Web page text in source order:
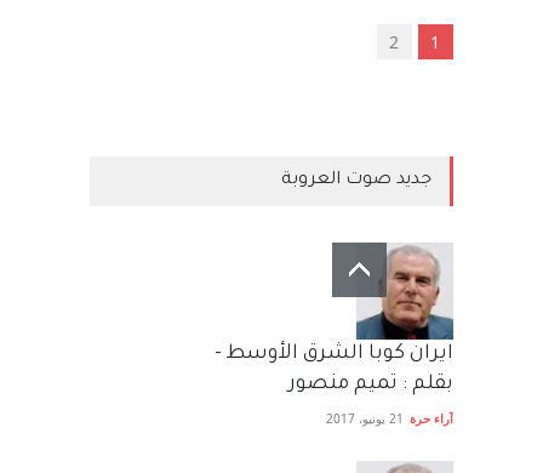
1
2
جديد صوت العروبة
ايران كوبا الشرق الأوسط -
بقلم : تميم منصور
آراء حرة 21 يونيو، 2017